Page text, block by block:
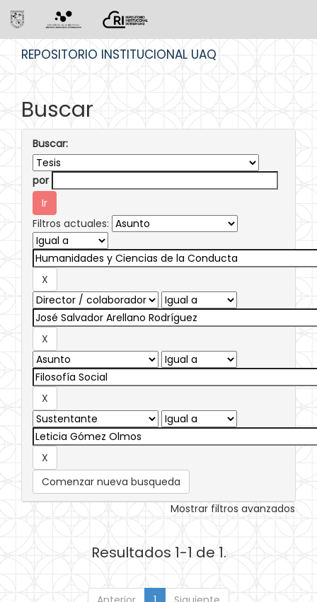
REPOSITORIO INSTITUCIONAL UAQ
Buscar
Buscar:
por
Filtros actuales:
Comenzar nueva busqueda
Mostrar filtros avanzados
Resultados 1-1 de 1.